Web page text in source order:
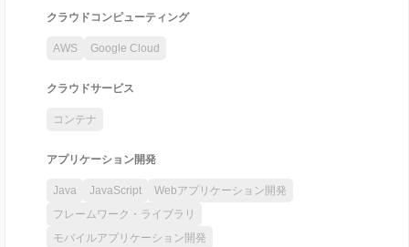
クラウドコンピューティング
AWS Google Cloud
クラウドサービス
コンテナ
アプリケーション開発
Java JavaScript
Webアプリケーション開発
フレームワーク・ライブラリ
モバイルアプリケーション開発